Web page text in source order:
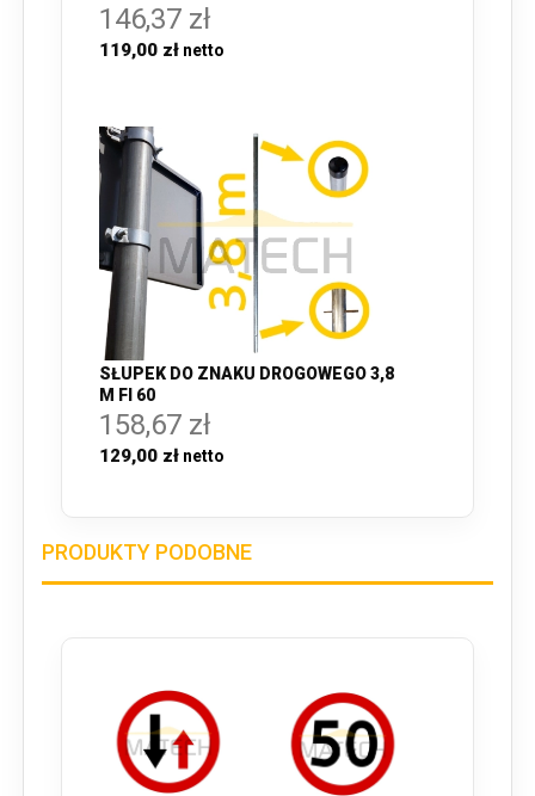
146,37 zł
119,00 zł
SŁUPEK DO ZNAKU DROGOWEGO 3,8
M FI 60
158,67 zł
129,00 zł
PRODUKTY PODOBNE